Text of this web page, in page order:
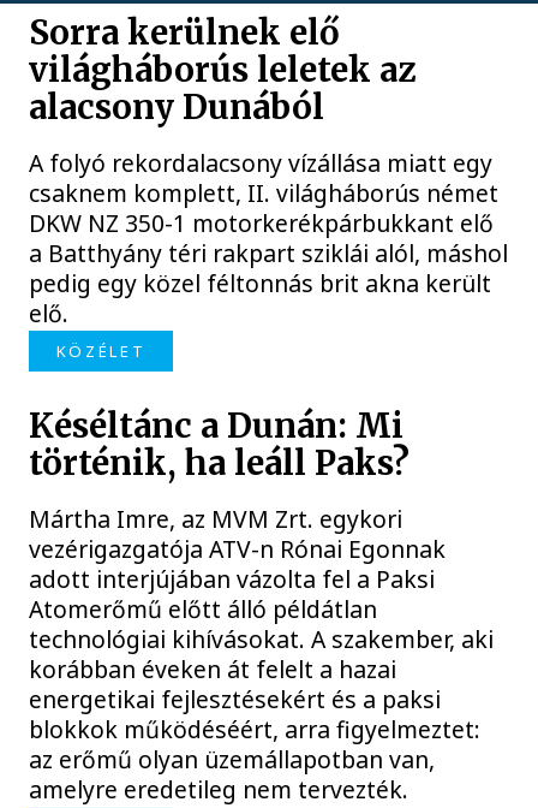
Sorra kerülnek elő
világháborús leletek az
alacsony Dunából
A folyó rekordalacsony vízállása miatt egy
csaknem komplett, II. világháborús német
DKW NZ 350-1 motorkerékpárbukkant elő
a Batthyány téri rakpart sziklái alól, máshol
pedig egy közel féltonnás brit akna került
elő.
KÖZÉLET
Késéltánc a Dunán: Mi
történik, ha leáll Paks?
Mártha Imre, az MVM Zrt. egykori
vezérigazgatója ATV-n Rónai Egonnak
adott interjújában vázolta fel a Paksi
Atomerőmű előtt álló példátlan
technológiai kihívásokat. A szakember, aki
korábban éveken át felelt a hazai
energetikai fejlesztésekért és a paksi
blokkok működéséért, arra figyelmeztet:
az erőmű olyan üzemállapotban van,
amelyre eredetileg nem tervezték.